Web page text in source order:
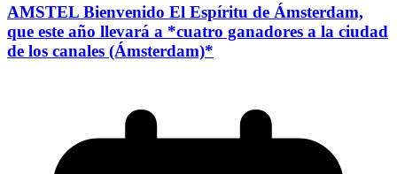
AMSTEL Bienvenido El Espíritu de Ámsterdam,
que este año llevará a *cuatro ganadores a la ciudad
de los canales (Ámsterdam)*